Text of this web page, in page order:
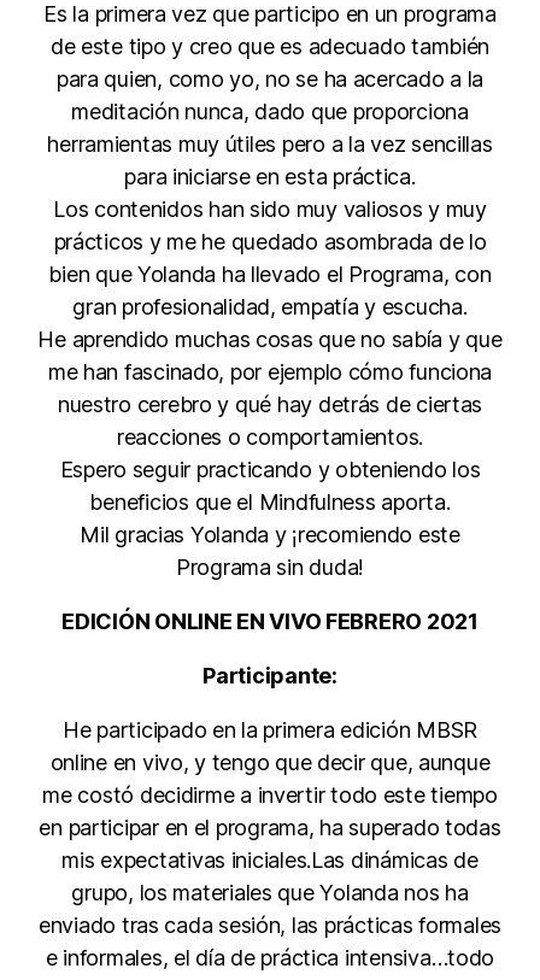
Es la primera vez que participo en un programa
de este tipo y creo que es adecuado también
para quien, como yo, no se ha acercado a la
meditación nunca, dado que proporciona
herramientas muy útiles pero a la vez sencillas
para iniciarse en esta práctica.
Los contenidos han sido muy valiosos y muy
prácticos y me he quedado asombrada de lo
bien que Yolanda ha llevado el Programa, con
gran profesionalidad, empatía y escucha.
He aprendido muchas cosas que no sabía y que
me han fascinado, por ejemplo cómo funciona
nuestro cerebro y qué hay detrás de ciertas
reacciones o comportamientos.
Espero seguir practicando y obteniendo los
beneficios que el Mindfulness aporta.
Mil gracias Yolanda y ¡recomiendo este
Programa sin duda!
EDICIÓN ONLINE EN VIVO FEBRERO 2021
Participante:
He participado en la primera edición MBSR
online en vivo, y tengo que decir que, aunque
me costó decidirme a invertir todo este tiempo
en participar en el programa, ha superado todas
mis expectativas iniciales.Las dinámicas de
grupo, los materiales que Yolanda nos ha
enviado tras cada sesión, las prácticas formales
e informales, el día de práctica intensiva…todo